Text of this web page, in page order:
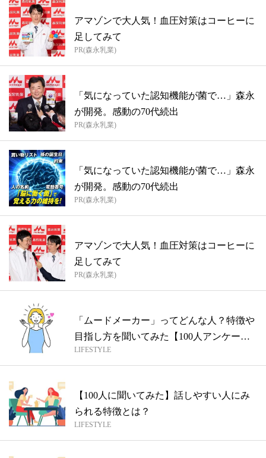
アマゾンで大人気！血圧対策はコーヒーに
足してみて
PR(森永乳業)
「気になっていた認知機能が菌で…」森永
が開発。感動の70代続出
PR(森永乳業)
「気になっていた認知機能が菌で…」森永
が開発。感動の70代続出
PR(森永乳業)
アマゾンで大人気！血圧対策はコーヒーに
足してみて
PR(森永乳業)
「ムードメーカー」ってどんな人？特徴や
目指し方を聞いてみた【100人アンケー
ト】
LIFESTYLE
【100人に聞いてみた】話しやすい人にみ
られる特徴とは？
LIFESTYLE